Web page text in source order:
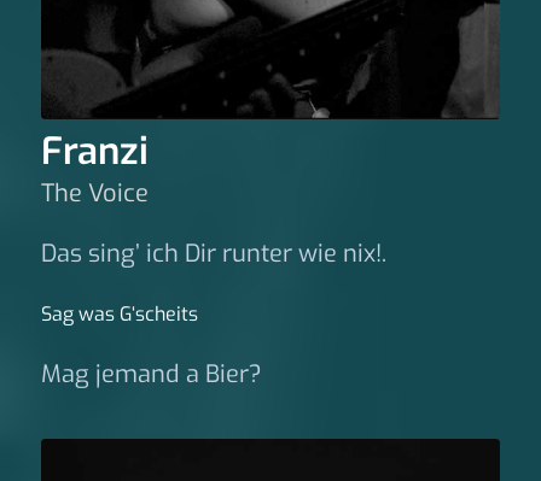
Franzi
The Voice
Das sing’ ich Dir runter wie nix!.
Sag was G‘scheits
Mag jemand a Bier?